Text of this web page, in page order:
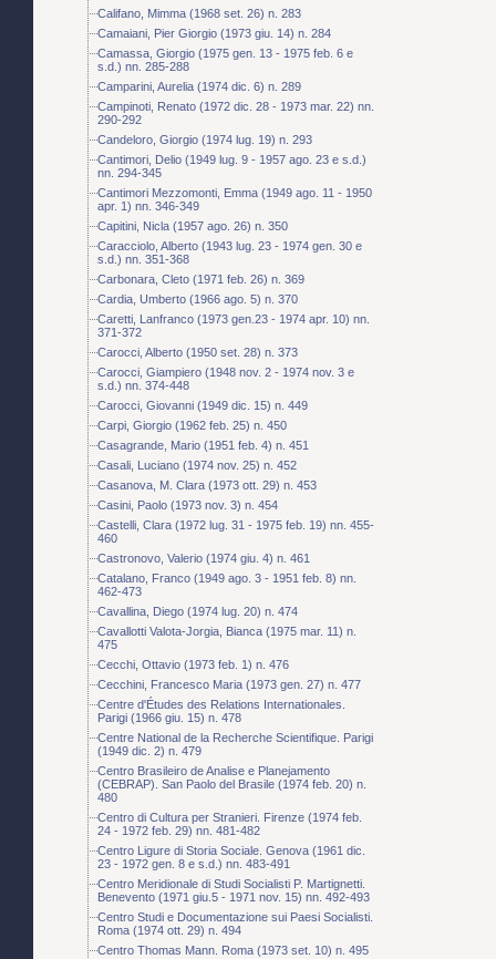
Califano, Mimma (1968 set. 26) n. 283
Camaiani, Pier Giorgio (1973 giu. 14) n. 284
Camassa, Giorgio (1975 gen. 13 - 1975 feb. 6 e
s.d.) nn. 285-288
Camparini, Aurelia (1974 dic. 6) n. 289
Campinoti, Renato (1972 dic. 28 - 1973 mar. 22) nn.
290-292
Candeloro, Giorgio (1974 lug. 19) n. 293
Cantimori, Delio (1949 lug. 9 - 1957 ago. 23 e s.d.)
nn. 294-345
Cantimori Mezzomonti, Emma (1949 ago. 11 - 1950
apr. 1) nn. 346-349
Capitini, Nicla (1957 ago. 26) n. 350
Caracciolo, Alberto (1943 lug. 23 - 1974 gen. 30 e
s.d.) nn. 351-368
Carbonara, Cleto (1971 feb. 26) n. 369
Cardia, Umberto (1966 ago. 5) n. 370
Caretti, Lanfranco (1973 gen.23 - 1974 apr. 10) nn.
371-372
Carocci, Alberto (1950 set. 28) n. 373
Carocci, Giampiero (1948 nov. 2 - 1974 nov. 3 e
s.d.) nn. 374-448
Carocci, Giovanni (1949 dic. 15) n. 449
Carpi, Giorgio (1962 feb. 25) n. 450
Casagrande, Mario (1951 feb. 4) n. 451
Casali, Luciano (1974 nov. 25) n. 452
Casanova, M. Clara (1973 ott. 29) n. 453
Casini, Paolo (1973 nov. 3) n. 454
Castelli, Clara (1972 lug. 31 - 1975 feb. 19) nn. 455-
460
Castronovo, Valerio (1974 giu. 4) n. 461
Catalano, Franco (1949 ago. 3 - 1951 feb. 8) nn.
462-473
Cavallina, Diego (1974 lug. 20) n. 474
Cavallotti Valota-Jorgia, Bianca (1975 mar. 11) n.
475
Cecchi, Ottavio (1973 feb. 1) n. 476
Cecchini, Francesco Maria (1973 gen. 27) n. 477
Centre d'Études des Relations Internationales.
Parigi (1966 giu. 15) n. 478
Centre National de la Recherche Scientifique. Parigi
(1949 dic. 2) n. 479
Centro Brasileiro de Analise e Planejamento
(CEBRAP). San Paolo del Brasile (1974 feb. 20) n.
480
Centro di Cultura per Stranieri. Firenze (1974 feb.
24 - 1972 feb. 29) nn. 481-482
Centro Ligure di Storia Sociale. Genova (1961 dic.
23 - 1972 gen. 8 e s.d.) nn. 483-491
Centro Meridionale di Studi Socialisti P. Martignetti.
Benevento (1971 giu.5 - 1971 nov. 15) nn. 492-493
Centro Studi e Documentazione sui Paesi Socialisti.
Roma (1974 ott. 29) n. 494
Centro Thomas Mann. Roma (1973 set. 10) n. 495